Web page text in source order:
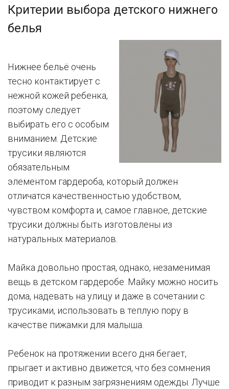
Критерии выбора детского нижнего
белья
Нижнее бельё очень
тесно контактирует с
нежной кожей ребенка,
поэтому следует
выбирать его с особым
вниманием. Детские
трусики являются
обязательным
элементом гардероба, который должен
отличатся качественностью удобством,
чувством комфорта и, самое главное, детские
трусики должны быть изготовлены из
натуральных материалов.
Майка довольно простая, однако, незаменимая
вещь в детском гардеробе. Майку можно носить
дома, надевать на улицу и даже в сочетании с
трусиками, использовать в теплую пору в
качестве пижамки для малыша.
Ребенок на протяжении всего дня бегает,
прыгает и активно движется, что без сомнения
приводит к разным загрязнениям одежды. Лучше